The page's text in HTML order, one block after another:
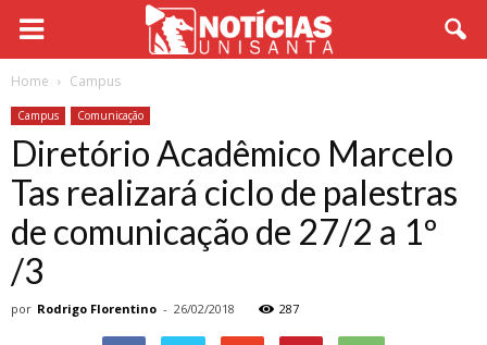
Home Campus
Campus Comunicação
Diretório Acadêmico Marcelo
Tas realizará ciclo de palestras
de comunicação de 27/2 a 1º
/3
por Rodrigo Florentino - 26/02/2018 287